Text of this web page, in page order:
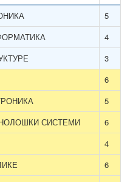
5
4
3
6
5
СИСТЕМИ
6
4
6